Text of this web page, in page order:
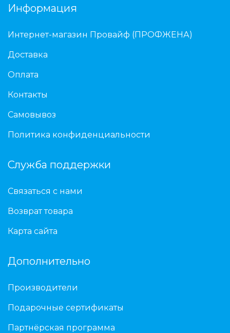
Информация
Интернет-магазин Провайф (ПРОФЖЕНА)
Доставка
Оплата
Контакты
Самовывоз
Политика конфиденциальности
Служба поддержки
Связаться с нами
Возврат товара
Карта сайта
Дополнительно
Производители
Подарочные сертификаты
Партнёрская программа